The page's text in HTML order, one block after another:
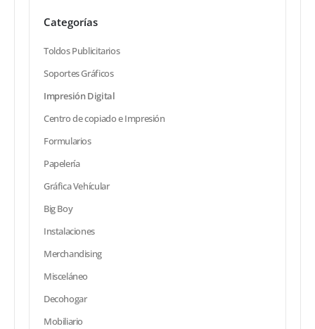
Categorías
Toldos Publicitarios
Soportes Gráficos
Impresión Digital
Centro de copiado e Impresión
Formularios
Papelería
Gráfica Vehícular
Big Boy
Instalaciones
Merchandising
Misceláneo
Decohogar
Mobiliario